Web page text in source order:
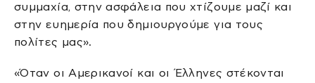
συμμαχία, στην ασφάλεια που χτίζουμε μαζί και
στην ευημερία που δημιουργούμε για τους
πολίτες μας».
«Όταν οι Αμερικανοί και οι Έλληνες στέκονται